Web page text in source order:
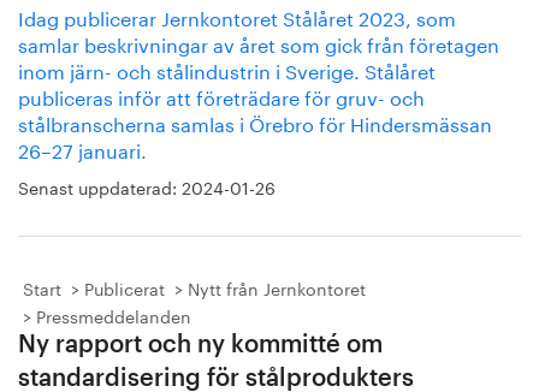
Idag publicerar Jernkontoret Stålåret 2023, som
samlar beskrivningar av året som gick från företagen
inom järn- och stålindustrin i Sverige. Stålåret
publiceras inför att företrädare för gruv- och
stålbranscherna samlas i Örebro för Hindersmässan
26–27 januari.
Senast uppdaterad: 2024-01-26
Start Publicerat
Nytt från Jernkontoret
Pressmeddelanden
Ny rapport och ny kommitté om
standardisering för stålprodukters